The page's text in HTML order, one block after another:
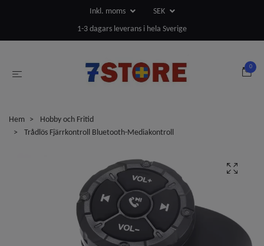
Inkl. moms
SEK
1-3 dagars leverans i hela Sverige
0
Hem
Hobby och Fritid
Trådlös Fjärrkontroll Bluetooth-Mediakontroll